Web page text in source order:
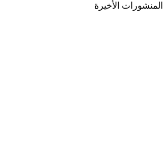
المنشورات الأخيرة